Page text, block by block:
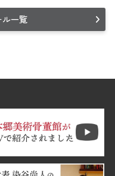
ル一覧